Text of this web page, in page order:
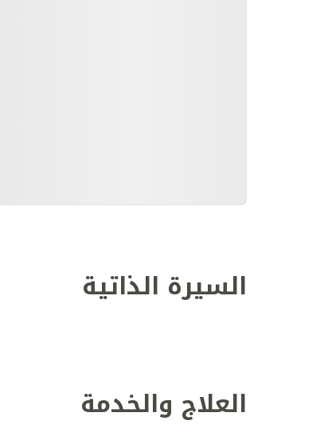
السيرة الذاتية
العلاج والخدمة